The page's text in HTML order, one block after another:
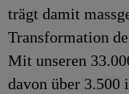
trägt damit
Transformation
Mit unseren
davon über 3.500